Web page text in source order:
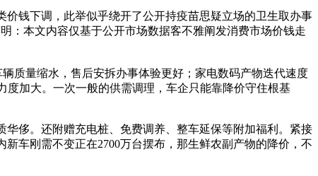
钱下调，此举似乎绕开了公开持疫苗思疑立场的卫生取办事
：本文内容仅基于公开市场数据客不雅阐发消费市场价钱走
量缩水，售后安拆办事体验更好；家电数码产物迭代速度
加大。一次一般的供需调理，车企只能靠降价守住根基
侈。还附赠充电桩、免费调养、整车延保等附加福利。紧接
车刚需不变正在2700万台摆布，那生鲜农副产物的降价，不